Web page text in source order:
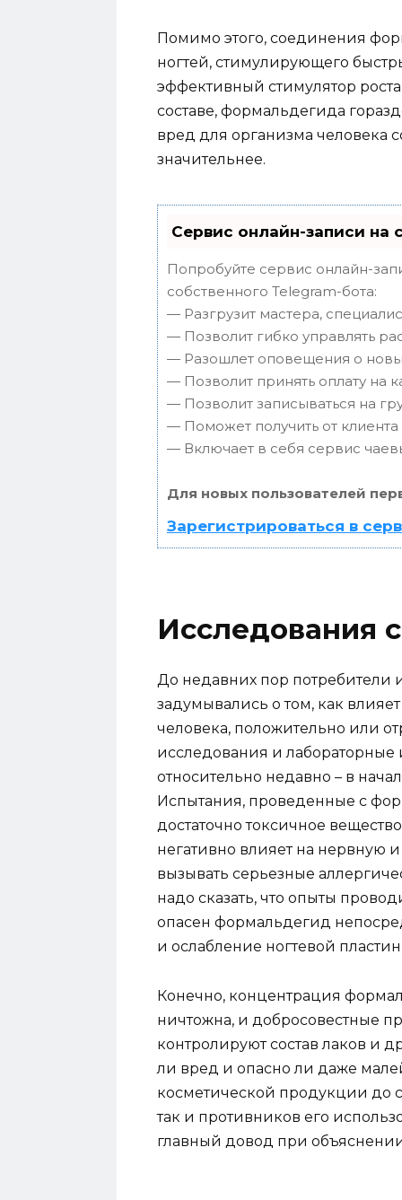
Помимо этого, соединения
ногтей, стимулирующего
эффективный стимулятор
составе, формальдегида
вред для организма человека
значительнее.
Сервис онлайн-записи на
Попробуйте сервис онлайн-
собственного Telegram-бота:
— Разгрузит мастера,
— Позволит гибко управлять
— Разошлет оповещения о
— Позволит принять оплату на
— Позволит записываться на
— Поможет получить от
— Включает в себя сервис
Для новых пользователей
Зарегистрироваться в
Исследования
До недавних пор потребители
задумывались о том, как
человека, положительно или
исследования и лабораторные
относительно недавно – в
Испытания, проведенные с
достаточно токсичное
негативно влияет на нервную
вызывать серьезные
надо сказать, что опыты
опасен формальдегид
и ослабление ногтевой
Конечно, концентрация
ничтожна, и добросовестные
контролируют состав лаков и
ли вред и опасно ли даже
косметической продукции до
так и противников его
главный довод при